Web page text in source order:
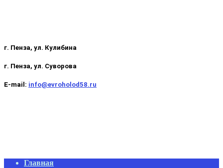
г. Пенза, ул. Кулибина
г. Пенза, ул. Суворова
E-mail: info@evroholod58.ru
PrimaryГлавная